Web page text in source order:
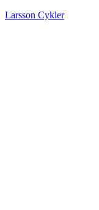
Larsson Cykler